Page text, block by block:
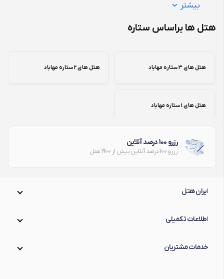
بیشتر
هتل ها براساس ستاره
هتل های 3 ستاره مهاباد هتل های 2 ستاره مهاباد
هتل های 1 ستاره مهاباد
رزرو 100 درصد آنلاین
رزرو 100 درصد آنلاین بیش از 1900 هتل
ایران هتل
اطلاعات تکمیلی
خدمات مشتریان